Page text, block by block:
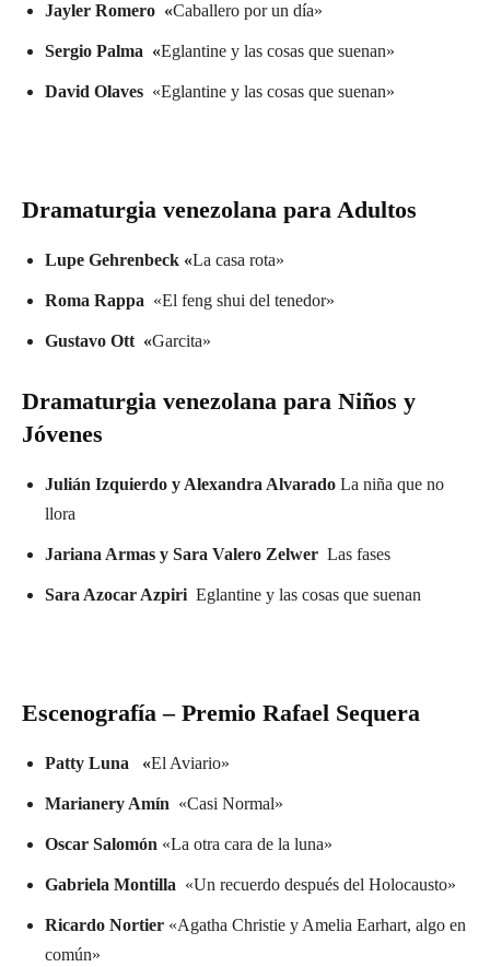
Jayler Romero «Caballero por un día»
Sergio Palma «Eglantine y las cosas que suenan»
David Olaves «Eglantine y las cosas que suenan»
Dramaturgia venezolana para Adultos
Lupe Gehrenbeck «La casa rota»
Roma Rappa «El feng shui del tenedor»
Gustavo Ott «Garcita»
Dramaturgia venezolana para Niños y
Jóvenes
Julián Izquierdo y Alexandra Alvarado La niña que no
llora
Jariana Armas y Sara Valero Zelwer Las fases
Sara Azocar Azpiri Eglantine y las cosas que suenan
Escenografía – Premio Rafael Sequera
Patty Luna «El Aviario»
Marianery Amín «Casi Normal»
Oscar Salomón «La otra cara de la luna»
Gabriela Montilla «Un recuerdo después del Holocausto»
Ricardo Nortier «Agatha Christie y Amelia Earhart, algo en
común»